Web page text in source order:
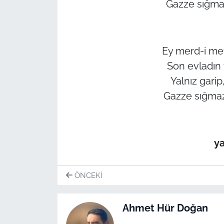
Gazze
Ey merd-i
Son
Yalnız
Gazze
ÖNCEKI
Ahmet Hür Doğan